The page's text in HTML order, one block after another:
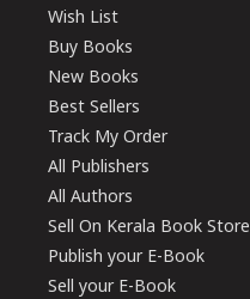
Wish List
Buy Books
New Books
Best Sellers
Track My Order
All Publishers
All Authors
Sell On Kerala Book Store
Publish your E-Book
Sell your E-Book